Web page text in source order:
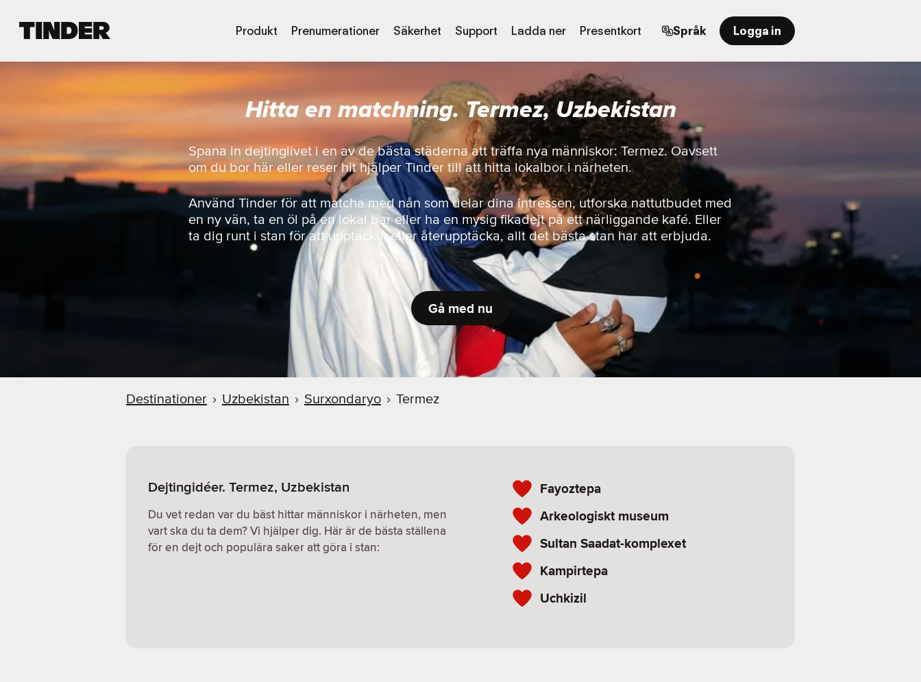
d
a
r
t
Produkt Prenumerationer Säkerhet Support Ladda ner Presentkort Språk Logga in
Hitta en matchning. Termez, Uzbekistan
Spana in dejtinglivet i en av de bästa städerna att träffa nya människor: Termez. Oavsett
om du bor här eller reser hit hjälper Tinder till att hitta lokalbor i närheten.
Använd Tinder för att matcha med nån som delar dina intressen, utforska nattutbudet med
en ny vän, ta en öl på en lokal bar eller ha en mysig fikadejt på ett närliggande kafé. Eller
ta dig runt i stan för att upptäcka, eller återupptäcka, allt det bästa stan har att erbjuda.
Gå med nu
Destinationer › Uzbekistan › Surxondaryo › Termez
Dejtingidéer. Termez, Uzbekistan
Du vet redan var du bäst hittar människor i närheten, men
vart ska du ta dem? Vi hjälper dig. Här är de bästa ställena
för en dejt och populära saker att göra i stan:
Fayoztepa
Arkeologiskt museum
Sultan Saadat-komplexet
Kampirtepa
Uchkizil